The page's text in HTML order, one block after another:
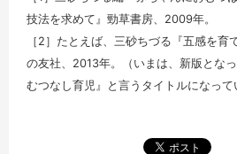
技法を求めて』勁草書房、2009年。
［2］たとえば、三砂ちづる『五感を育
の友社、2013年。（いまは、新版とな
むつなし育児』と言うタイトルになって